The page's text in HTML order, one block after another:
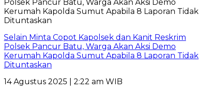
Selain Minta Copot Kapolsek dan Kanit Reskrim
Polsek Pancur Batu, Warga Akan Aksi Demo
Kerumah Kapolda Sumut Apabila 8 Laporan Tidak
Dituntaskan
14 Agustus 2025 | 2:22 am WIB